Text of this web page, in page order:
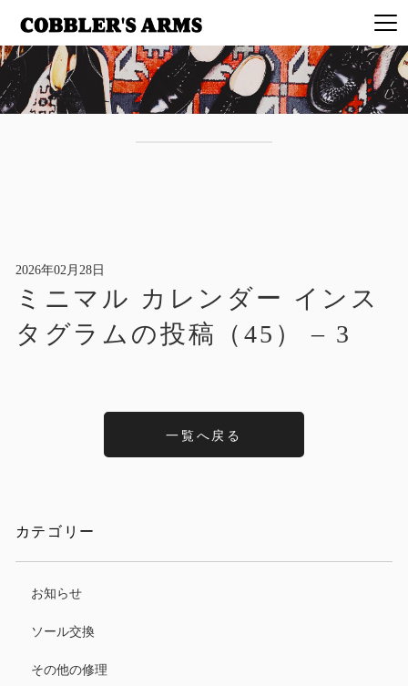
2026年02月28日
ミニマル カレンダー インス
タグラムの投稿（45） – 3
一覧へ戻る
カテゴリー
お知らせ
ソール交換
その他の修理